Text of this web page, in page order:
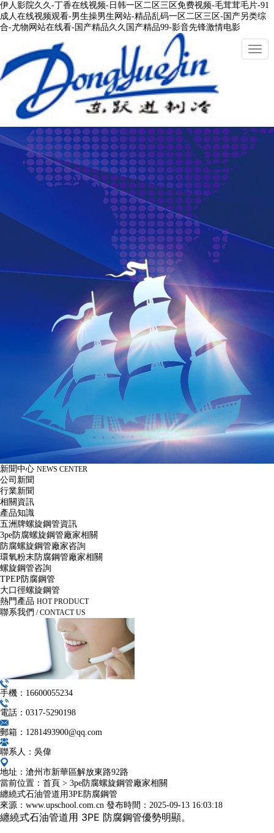
伊人影院久久-丁香在线视频-日韩一区二区三区免费视频-毛茸茸毛片-91
成人在线视频观看-男生操男生网站-精品乱码一区二区三区-国产另类综
合-尤物网站在线看-国产精品久久国产精品99-影音先锋激情电影
切
換
新聞中心 NEWS CENTER
公司新聞
行業新聞
相關資訊
產品知識
五洲牌螺旋鋼管資訊
3pe防腐螺旋鋼管廠家相關
防腐螺旋鋼管廠家咨詢
環氧粉末防腐鋼管廠家相關
螺旋鋼管咨詢
TPEP防腐鋼管
大口徑螺旋鋼管
熱門產品 HOT PRODUCT
聯系我們 / CONTACT US
手機：16600055234
電話：0317-5290198
郵箱：1281493900@qq.com
聯系人：吳偉
地址：滄州市新華區解放東路92路
當前位置： 首頁 > 3pe防腐螺旋鋼管廠家相關
纏繞式石油管道用3PE防腐鋼管
來源：www.upschool.com.cn 發布時間： 2025-09-13 16:03:18
纏繞式石油管道用 3PE 防腐鋼管優勢明顯。